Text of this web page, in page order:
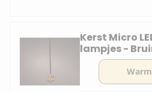
Kerst Micro LED ui lamp -
lampjes -